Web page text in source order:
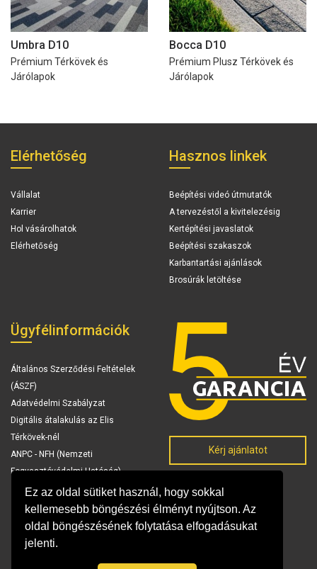
Ez az oldal sütiket használ, hogy sokkal
kellemesebb böngészési élményt nyújtson. Az
oldal böngészésének folytatása elfogadásukat
jelenti.
Umbra D10
Prémium Térkövek és
Járólapok
Bocca D10
Prémium Plusz Térkövek és
Járólapok
Elérhetőség
Vállalat
Karrier
Hol vásárolhatok
Elérhetőség
Hasznos linkek
Beépítési videó útmutatók
A tervezéstől a kivitelezésig
Kertépítési javaslatok
Beépítési szakaszok
Karbantartási ajánlások
Brosúrák letöltése
Ügyfélinformációk
Általános Szerződési Feltételek
(ÁSZF)
Adatvédelmi Szabályzat
Digitális átalakulás az Elis
Térkövek-nél
ANPC - NFH (Nemzeti
Fogyasztóvédelmi Hatóság)
Kérj ajánlatot